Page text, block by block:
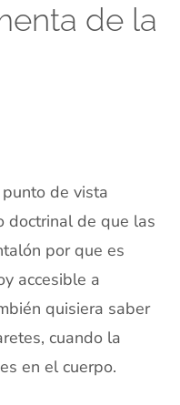
de la
de vista
doctrinal de que las
por que es
accesible a
quisiera saber
cuando la
en el cuerpo.